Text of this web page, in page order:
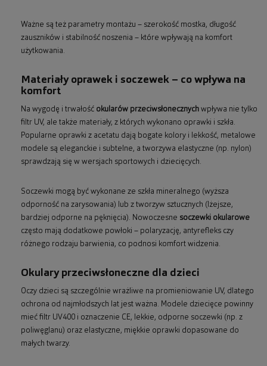
Ważne są też parametry montażu – szerokość mostka, długość
zauszników i stabilność noszenia – które wpływają na komfort
użytkowania.
Materiały oprawek i soczewek – co wpływa na
komfort
Na wygodę i trwałość okularów przeciwsłonecznych wpływa nie tylko
filtr UV, ale także materiały, z których wykonano oprawki i szkła.
Popularne oprawki z acetatu dają bogate kolory i lekkość, metalowe
modele są eleganckie i subtelne, a tworzywa elastyczne (np. nylon)
sprawdzają się w wersjach sportowych i dziecięcych.
Soczewki mogą być wykonane ze szkła mineralnego (wyższa
odporność na zarysowania) lub z tworzyw sztucznych (lżejsze,
bardziej odporne na pęknięcia). Nowoczesne soczewki okularowe
często mają dodatkowe powłoki – polaryzację, antyrefleks czy
różnego rodzaju barwienia, co podnosi komfort widzenia.
Okulary przeciwsłoneczne dla dzieci
Oczy dzieci są szczególnie wrażliwe na promieniowanie UV, dlatego
ochrona od najmłodszych lat jest ważna. Modele dziecięce powinny
mieć filtr UV400 i oznaczenie CE, lekkie, odporne soczewki (np. z
poliwęglanu) oraz elastyczne, miękkie oprawki dopasowane do
małych twarzy.